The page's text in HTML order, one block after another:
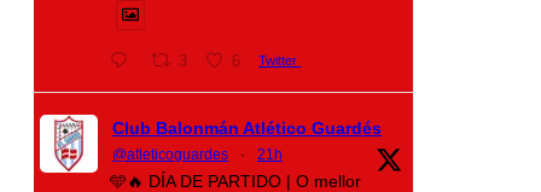
3 6 Twitter
Club Balonmán Atlético Guardés
@atleticoguardes · 21h
🩵🔥 DÍA DE PARTIDO | O mellor